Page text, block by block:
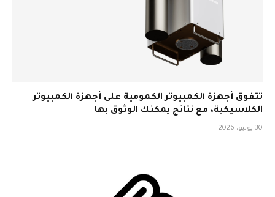
تتفوق أجهزة الكمبيوتر الكمومية على أجهزة الكمبيوتر
الكلاسيكية، مع نتائج يمكنك الوثوق بها
30 يوليو، 2026